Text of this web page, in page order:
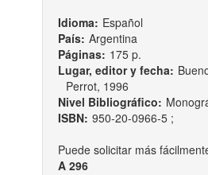
Idioma: Español
País: Argentina
Páginas: 175 p.
Lugar, editor y fecha:
Perrot, 1996
Nivel Bibliográfico:
ISBN: 950-20-0966-5 ;
Puede solicitar más
A 296